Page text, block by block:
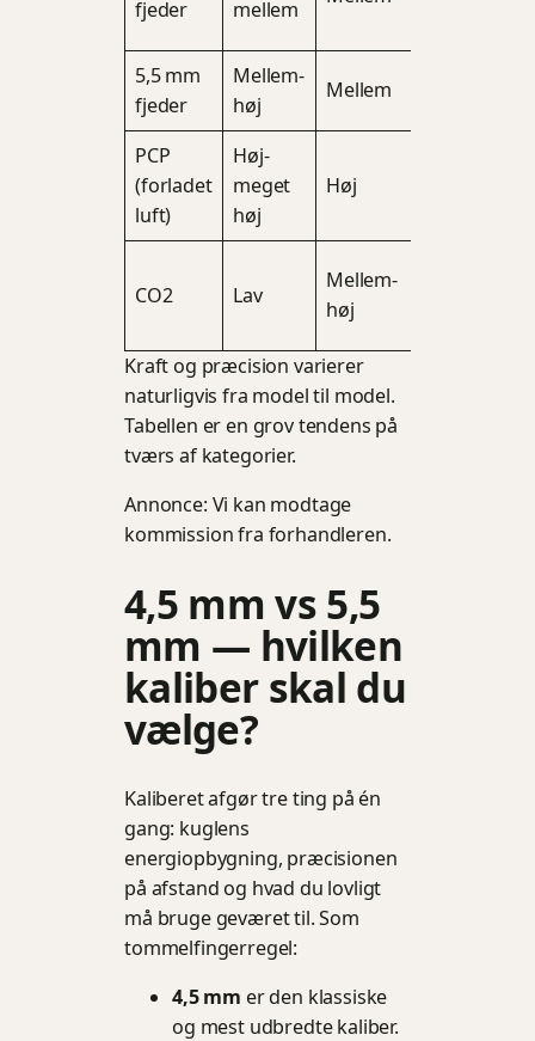
fjeder
mellem
5,5 mm
fjeder
Mellem-
høj
Mellem
PCP
(forladet
luft)
Høj-
meget
høj
Høj
CO2 Lav
Mellem-
høj
Kraft og præcision varierer
naturligvis fra model til model.
Tabellen er en grov tendens på
tværs af kategorier.
Annonce: Vi kan modtage
kommission fra forhandleren.
4,5 mm vs 5,5
mm — hvilken
kaliber skal du
vælge?
Kaliberet afgør tre ting på én
gang: kuglens
energiopbygning, præcisionen
på afstand og hvad du lovligt
må bruge geværet til. Som
tommelfingerregel:
4,5 mm er den klassiske
og mest udbredte kaliber.